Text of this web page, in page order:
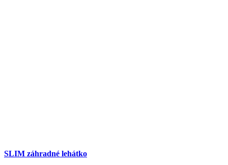
SLIM záhradné lehátko